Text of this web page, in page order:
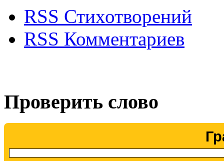
RSS Стихотворений
RSS Комментариев
Проверить слово